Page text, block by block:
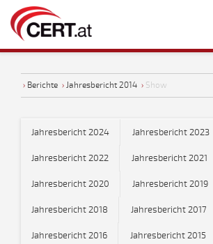
› Berichte › Jahresbericht 2014 › Show
Jahresbericht 2024 Jahresbericht 2023
Jahresbericht 2022 Jahresbericht 2021
Jahresbericht 2020 Jahresbericht 2019
Jahresbericht 2018 Jahresbericht 2017
Jahresbericht 2016 Jahresbericht 2015